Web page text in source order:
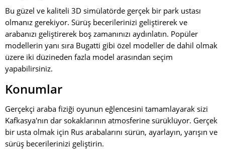
Bu güzel ve kaliteli 3D simülatörde gerçek bir park ustası
olmanız gerekiyor. Sürüş becerilerinizi geliştirerek ve
arabanızı geliştirerek boş zamanınızı aydınlatın. Popüler
modellerin yanı sıra Bugatti gibi özel modeller de dahil olmak
üzere iki düzineden fazla model arasından seçim
yapabilirsiniz.
Konumlar
Gerçekçi araba fiziği oyunun eğlencesini tamamlayarak sizi
Kafkasya'nın dar sokaklarının atmosferine sürüklüyor. Gerçek
bir usta olmak için Rus arabalarını sürün, ayarlayın, yarışın ve
sürüş becerilerinizi geliştirin.